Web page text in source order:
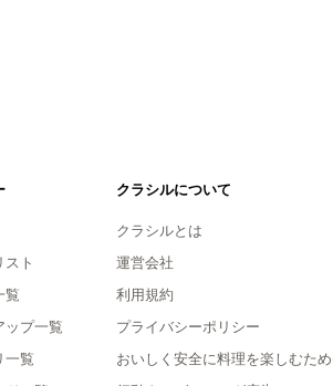
スト
覧
ップ一覧
一覧
クラシルについて
クラシルとは
運営会社
利用規約
プライバシーポリシー
おいしく安全に料理を楽しむため